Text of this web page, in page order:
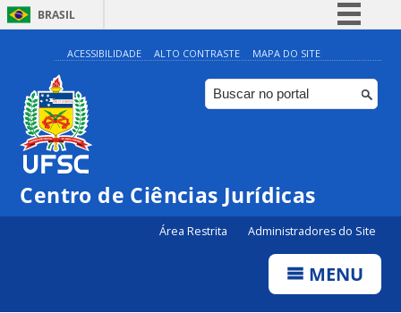
BRASIL
Simplifique!
Comunica BR
Participe
Canais
ACESSIBILIDADE ALTO CONTRASTE MAPA DO SITE
Centro de Ciências Jurídicas
Área Restrita Administradores do Site
MENU